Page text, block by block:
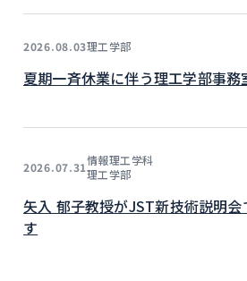
2026.08.03理工学部
夏期一斉休業に伴う理工学部事務
2026.07.31情報理工学科
理工学部
矢入 郁子教授がJST新技術説明
す